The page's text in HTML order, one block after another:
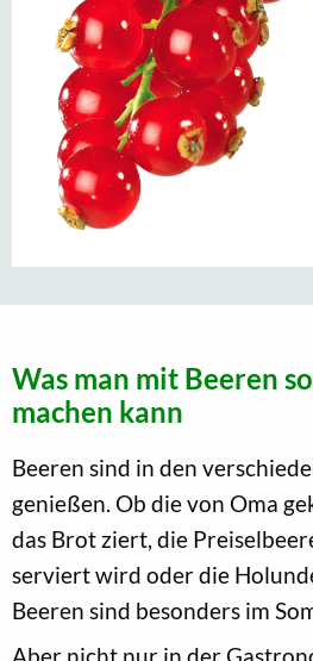
Was man mit Beeren
machen kann
Beeren sind in den
genießen. Ob die von Oma
das Brot ziert, die
serviert wird oder die
Beeren sind besonders im
Aber nicht nur in der